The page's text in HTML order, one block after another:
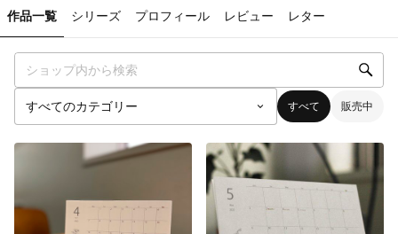
作品一覧 シリーズ プロフィール レビュー レター
すべて 販売中